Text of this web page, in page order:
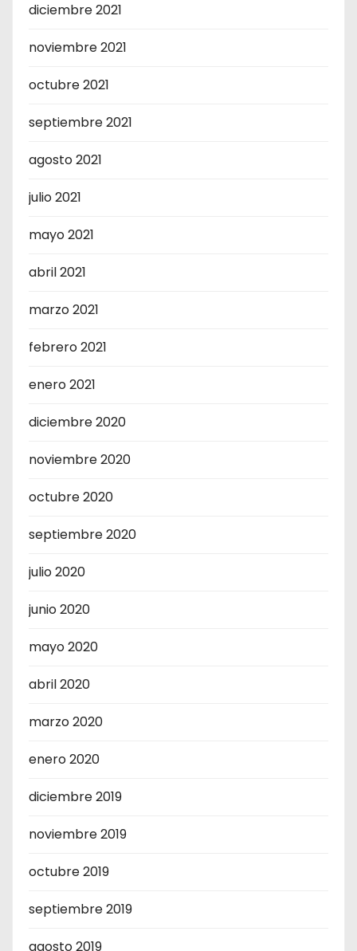
diciembre 2021
noviembre 2021
octubre 2021
septiembre 2021
agosto 2021
julio 2021
mayo 2021
abril 2021
marzo 2021
febrero 2021
enero 2021
diciembre 2020
noviembre 2020
octubre 2020
septiembre 2020
julio 2020
junio 2020
mayo 2020
abril 2020
marzo 2020
enero 2020
diciembre 2019
noviembre 2019
octubre 2019
septiembre 2019
agosto 2019